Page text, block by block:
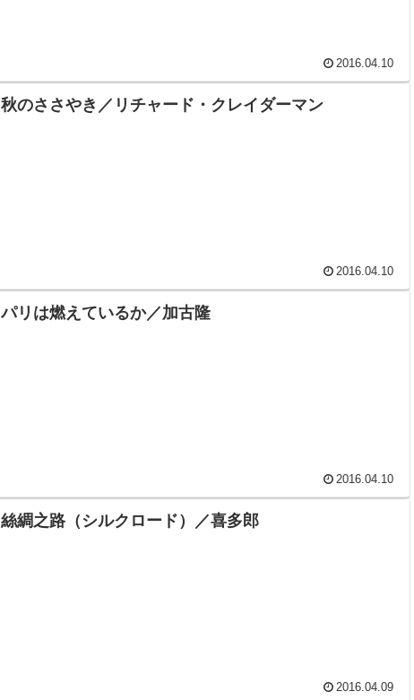
2016.04.10
秋のささやき／リチャード・クレイダーマン
2016.04.10
パリは燃えているか／加古隆
2016.04.10
絲綢之路（シルクロード）／喜多郎
2016.04.09